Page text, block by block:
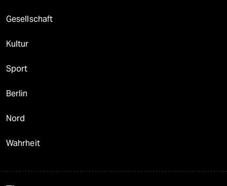
Gesellschaft
Kultur
Sport
Berlin
Nord
Wahrheit